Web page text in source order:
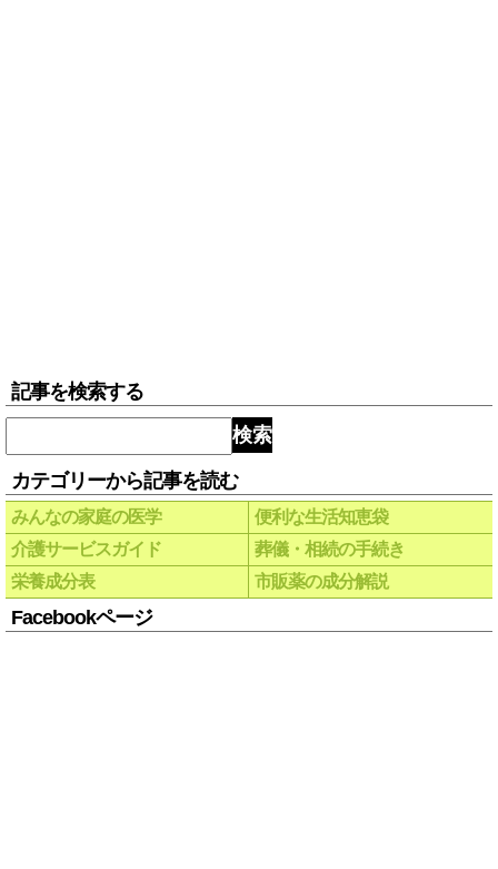
記事を検索する
検索
カテゴリーから記事を読む
みんなの家庭の医学
便利な生活知恵袋
介護サービスガイド
葬儀・相続の手続き
栄養成分表
市販薬の成分解説
Facebookページ